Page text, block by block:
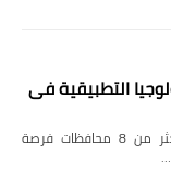
التطبيقية فى
وظائف خالية بمدارس التكنولوجيا التطبيقية فى اكثر من 8 محافظات فرصة